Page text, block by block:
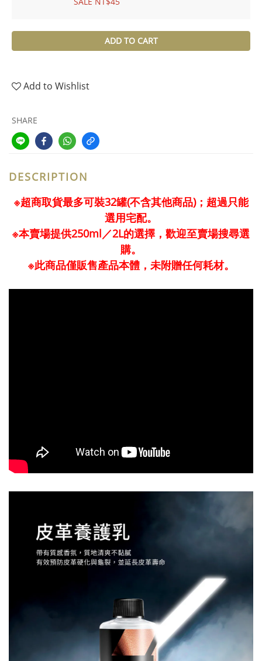
ADD TO CART
Add to Wishlist
SHARE
DESCRIPTION
※超商取貨最多可裝32罐(不含其他商品)；超過只能
選用宅配。
※本賣場提供250ml／2L的選擇，歡迎至賣場搜尋選
購。
※此商品僅販售產品本體，未附贈任何耗材。